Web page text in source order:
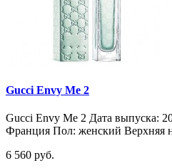
Gucci Envy Me 2
Gucci Envy Me 2 Дата выпуска:
Франция Пол: женский Верхняя
6 560 руб.